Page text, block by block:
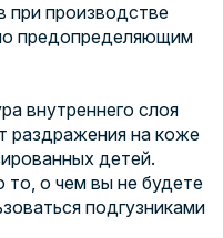
при производстве
предопределяющим
внутреннего слоя
раздражения на коже
детей.
то, о чем вы не будете
подгузниками